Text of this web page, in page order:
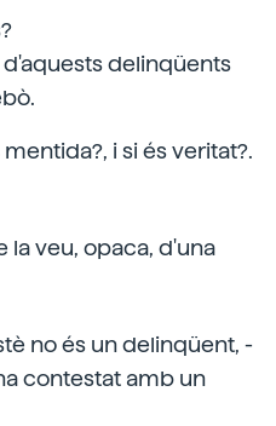
d'aquests delinqüents
i si és veritat?.
la veu, opaca, d'una
no és un delinqüent, -
contestat amb un